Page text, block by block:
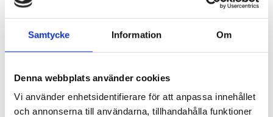
Samtycke Information Om
Denna webbplats använder cookies
Vi använder enhetsidentifierare för att anpassa innehållet
och annonserna till användarna, tillhandahålla funktioner
frågor. Man väljer exempelvis hur mycket pengar
man vill låna, och detta kan vara vilket belopp som
helst mellan 5 000 kr och 25 000 kr. Därtill väljer
man hur långt lånet ska löpa, allt mellan ett och
fem år.